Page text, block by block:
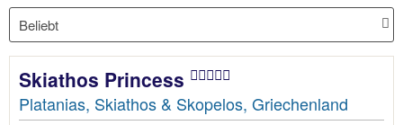
Skiathos Princess
Platanias, Skiathos & Skopelos, Griechenland